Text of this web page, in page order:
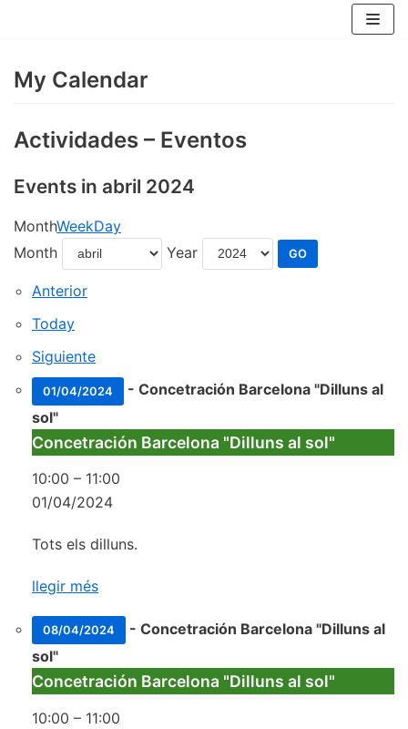
content
My Calendar
Actividades – Eventos
Events in abril 2024
MonthWeekDay
Month
Year
Anterior
Today
Siguiente
01/04/2024 - Concetración Barcelona "Dilluns al
sol"
Concetración Barcelona "Dilluns al sol"
10:00 – 11:00
01/04/2024
Tots els dilluns.
llegir més
08/04/2024 - Concetración Barcelona "Dilluns al
sol"
Concetración Barcelona "Dilluns al sol"
10:00 – 11:00